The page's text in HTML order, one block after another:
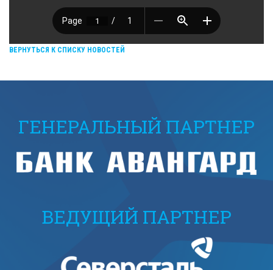
ВЕРНУТЬСЯ К СПИСКУ НОВОСТЕЙ
ГЕНЕРАЛЬНЫЙ ПАРТНЕР
ВЕДУЩИЙ ПАРТНЕР